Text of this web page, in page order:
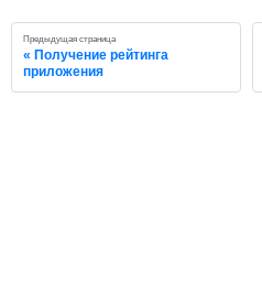
Предыдущая страница
Получение рейтинга
приложения